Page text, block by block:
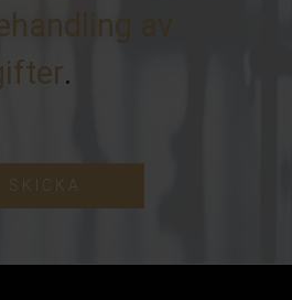
av
.
SKICKA